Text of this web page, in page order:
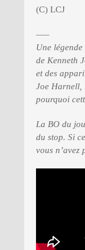
(C) LCJ
—–
Une
de Kenneth
et des
Joe Harnell,
pourquoi
La BO du
du stop. Si
vous n’avez